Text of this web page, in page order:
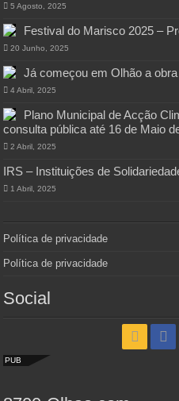
5 Agosto, 2025
Festival do Marisco 2025 –
20 Junho, 2025
Já começou em Olhão a
4 Abril, 2025
Plano Municipal de Acção
consulta pública até 16 de Maio
2 Abril, 2025
IRS – Instituições de
1 Abril, 2025
Política de privacidade
Política de privacidade
Social
PUB